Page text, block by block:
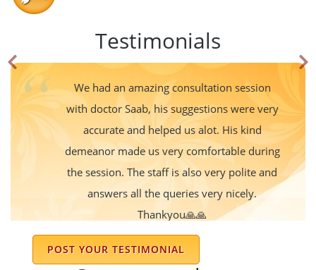
Testimonials
We had an amazing consultation session
with doctor Saab, his suggestions were very
accurate and helped us alot. His kind
demeanor made us very comfortable during
the session. The staff is also very polite and
answers all the queries very nicely.
Thankyou🙏🙏
Anju Jadaun
POST YOUR TESTIMONIAL